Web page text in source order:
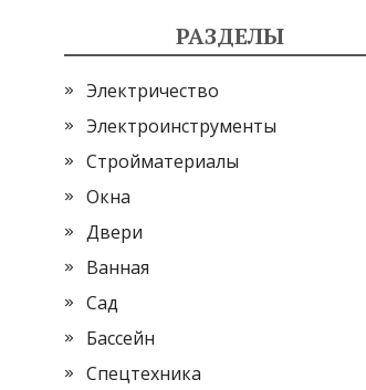
РАЗДЕЛЫ
Электричество
Электроинструменты
Стройматериалы
Окна
Двери
Ванная
Сад
Бассейн
Спецтехника